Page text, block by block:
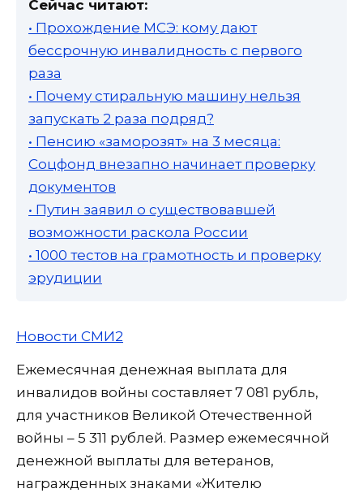
Сейчас читают:
• Прохождение МСЭ: кому дают
бессрочную инвалидность с первого
раза
• Почему стиральную машину нельзя
запускать 2 раза подряд?
• Пенсию «заморозят» на 3 месяца:
Соцфонд внезапно начинает проверку
документов
• Путин заявил о существовавшей
возможности раскола России
• 1000 тестов на грамотность и проверку
эрудиции
Новости СМИ2
Ежемесячная денежная выплата для
инвалидов войны составляет 7 081 рубль,
для участников Великой Отечественной
войны – 5 311 рублей. Размер ежемесячной
денежной выплаты для ветеранов,
награжденных знаками «Жителю